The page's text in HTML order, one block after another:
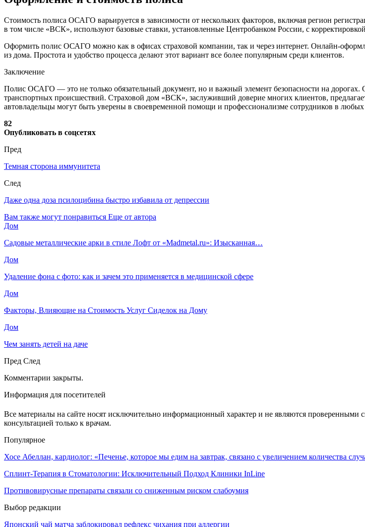
Стоимость полиса ОСАГО варьируется в зависимости от нескольких факторов, включая регион
в том числе «ВСК», используют базовые ставки, установленные Центробанком России, с
Оформить полис ОСАГО можно как в офисах страховой компании, так и через интернет. Онлайн-
из дома. Простота и удобство процесса делают этот вариант все более популярным среди клиентов.
Заключение
Полис ОСАГО — это не только обязательный документ, но и важный элемент безопасности на дорогах.
транспортных происшествий. Страховой дом «ВСК», заслуживший доверие многих клиентов,
автовладельцы могут быть уверены в своевременной помощи и профессионализме сотрудников в любых
82
Опубликовать в соцсетях
Пред
Темная сторона иммунитета
След
Даже одна доза псилоцибина быстро избавила от депрессии
Вам также могут понравиться Еще от автора
Дом
Садовые металлические арки в стиле Лофт от «Madmetal.ru»: Изысканная…
Дом
Удаление фона с фото: как и зачем это применяется в медицинской сфере
Дом
Факторы, Влияющие на Стоимость Услуг Сиделок на Дому
Дом
Чем занять детей на даче
Пред След
Комментарии закрыты.
Информация для посетителей
Все материалы на сайте носят исключительно информационный характер и не являются проверенными
консультацией только к врачам.
Популярное
Хосе Абеллан, кардиолог: «Печенье, которое мы едим на завтрак, связано с увеличением количества
Сплинт-Терапия в Стоматологии: Исключительный Подход Клиники InLine
Противовирусные препараты связали со сниженным риском слабоумия
Выбор редакции
Японский чай матча заблокировал рефлекс чихания при аллергии